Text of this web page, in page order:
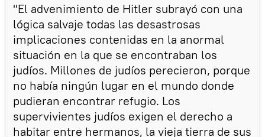
"El advenimiento de Hitler subrayó con una
lógica salvaje todas las desastrosas
implicaciones contenidas en la anormal
situación en la que se encontraban los
judíos. Millones de judíos perecieron, porque
no había ningún lugar en el mundo donde
pudieran encontrar refugio. Los
supervivientes judíos exigen el derecho a
habitar entre hermanos, la vieja tierra de sus